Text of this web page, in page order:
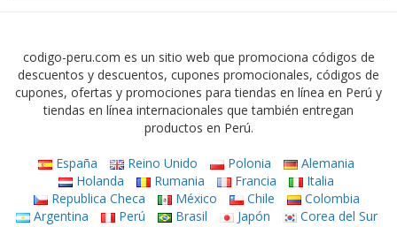
codigo-peru.com es un sitio web que promociona códigos de
descuentos y descuentos, cupones promocionales, códigos de
cupones, ofertas y promociones para tiendas en línea en Perú y
tiendas en línea internacionales que también entregan
productos en Perú.
España Reino Unido Polonia
Alemania
Holanda
Rumania Francia
Italia
Republica Checa
México Chile
Colombia
Argentina
Perú Brasil Japón
Corea del Sur